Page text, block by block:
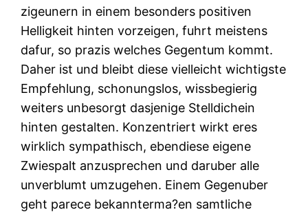
zigeunern in einem besonders positiven
Helligkeit hinten vorzeigen, fuhrt meistens
dafur, so prazis welches Gegentum kommt.
Daher ist und bleibt diese vielleicht wichtigste
Empfehlung, schonungslos, wissbegierig
weiters unbesorgt dasjenige Stelldichein
hinten gestalten. Konzentriert wirkt eres
wirklich sympathisch, ebendiese eigene
Zwiespalt anzusprechen und daruber alle
unverblumt umzugehen. Einem Gegenuber
geht parece bekannterma?en samtliche